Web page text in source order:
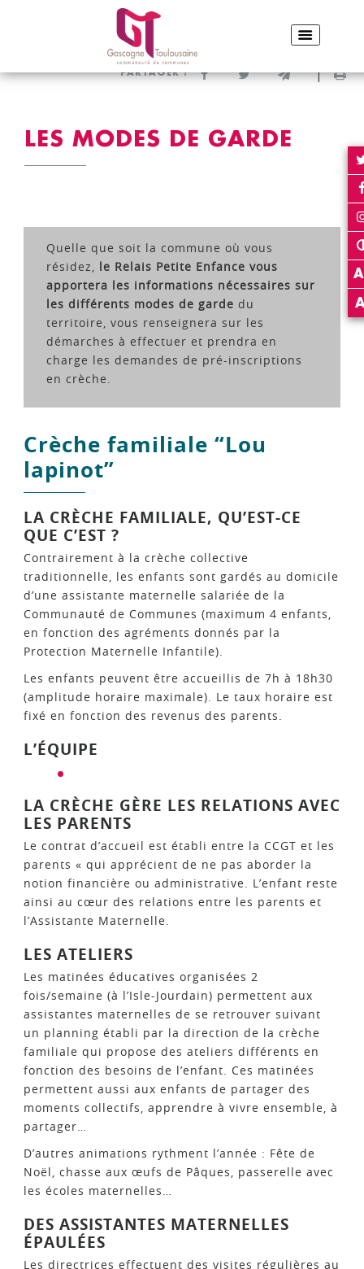
VIVRE & HABITER
LES MODES DE GARDE
PARTAGER : Partager sur Facebook
Partager sur Twitter
Envoyer par e-
LES MODES DE GARDE
Quelle que soit la commune où vous
résidez, le Relais Petite Enfance vous
apportera les informations nécessaires sur
les différents modes de garde du
territoire, vous renseignera sur les
démarches à effectuer et prendra en
charge les demandes de pré-inscriptions
en crèche.
Crèche familiale “Lou
lapinot”
LA CRÈCHE FAMILIALE, QU’EST-CE
QUE C’EST ?
Contrairement à la crèche collective
traditionnelle, les enfants sont gardés au domicile
d’une assistante maternelle salariée de la
Communauté de Communes (maximum 4 enfants,
en fonction des agréments donnés par la
Protection Maternelle Infantile).
Les enfants peuvent être accueillis de 7h à 18h30
(amplitude horaire maximale). Le taux horaire est
fixé en fonction des revenus des parents.
L’ÉQUIPE
LA CRÈCHE GÈRE LES RELATIONS AVEC
LES PARENTS
Le contrat d’accueil est établi entre la CCGT et les
parents « qui apprécient de ne pas aborder la
notion financière ou administrative. L’enfant reste
ainsi au cœur des relations entre les parents et
l’Assistante Maternelle.
LES ATELIERS
Les matinées éducatives organisées 2
fois/semaine (à l’Isle-Jourdain) permettent aux
assistantes maternelles de se retrouver suivant
un planning établi par la direction de la crèche
familiale qui propose des ateliers différents en
fonction des besoins de l’enfant. Ces matinées
permettent aussi aux enfants de partager des
moments collectifs, apprendre à vivre ensemble, à
partager…
D’autres animations rythment l’année : Fête de
Noël, chasse aux œufs de Pâques, passerelle avec
les écoles maternelles…
DES ASSISTANTES MATERNELLES
ÉPAULÉES
Les directrices effectuent des visites régulières au
A